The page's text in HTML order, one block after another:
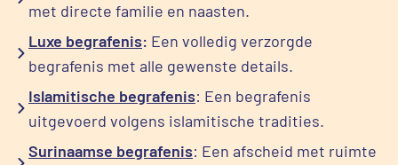
met directe familie en naasten.
Luxe begrafenis: Een volledig verzorgde
begrafenis met alle gewenste details.
Islamitische begrafenis: Een begrafenis
uitgevoerd volgens islamitische tradities.
Surinaamse begrafenis: Een afscheid met ruimte